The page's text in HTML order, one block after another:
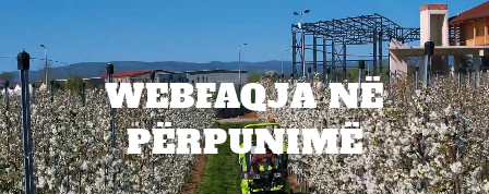
WEBFAQJA NË
PËRPUNIMË